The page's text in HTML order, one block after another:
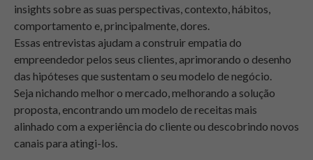
insights sobre as suas perspectivas, contexto, hábitos,
comportamento e, principalmente, dores.
Essas entrevistas ajudam a construir empatia do
empreendedor pelos seus clientes, aprimorando o desenho
das hipóteses que sustentam o seu modelo de negócio.
Seja nichando melhor o mercado, melhorando a solução
proposta, encontrando um modelo de receitas mais
alinhado com a experiência do cliente ou descobrindo novos
canais para atingi-los.